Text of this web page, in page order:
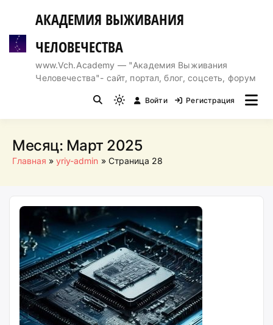
содержимому
АКАДЕМИЯ ВЫЖИВАНИЯ
ЧЕЛОВЕЧЕСТВА
www.Vch.Academy — "Академия Выживания
Человечества"- сайт, портал, блог, соцсеть, форум
Light
mode
(click
to
switch
Войти Регистрация
Месяц: Март 2025
Главная yriy-admin Страница 28